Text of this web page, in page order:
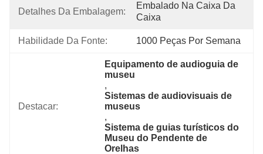
Detalhes Da Embalagem:
Embalado Na Caixa Da
Caixa
Habilidade Da Fonte: 1000 Peças Por Semana
Destacar:
Equipamento de audioguia de
museu
,
Sistemas de audiovisuais de
museus
,
Sistema de guias turísticos do
Museu do Pendente de
Orelhas